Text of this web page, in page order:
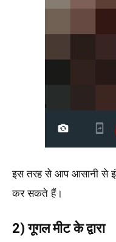
इस तरह से आप आसानी से
कर सकते हैं।
2) गूगल मीट के द्वारा